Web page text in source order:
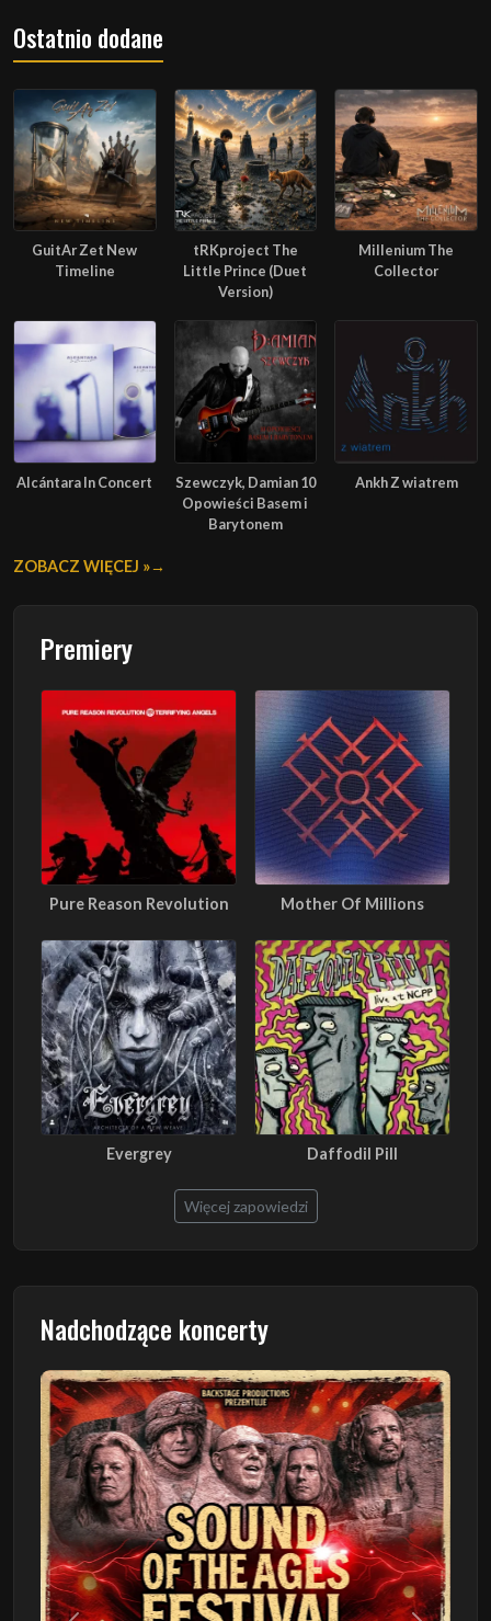
Ostatnio dodane
GuitAr Zet New
Timeline
tRKproject The
Little Prince (Duet
Version)
Millenium The
Collector
Alcántara In Concert
Szewczyk, Damian 10
Opowieści Basem i
Barytonem
Ankh Z wiatrem
ZOBACZ WIĘCEJ »
Premiery
Pure Reason Revolution Mother Of Millions
Evergrey Daffodil Pill
Więcej zapowiedzi
Nadchodzące koncerty
Poprzedni Następny